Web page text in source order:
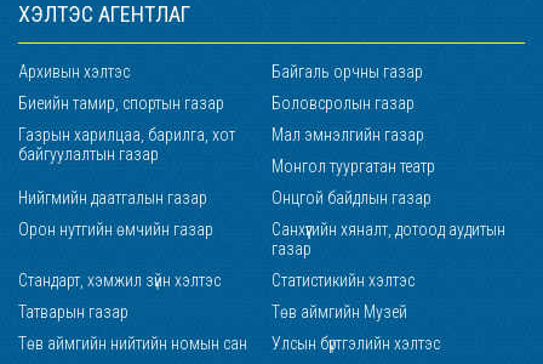
ХЭЛТЭС АГЕНТЛАГ
Архивын хэлтэс
Байгаль орчны газар
Биеийн тамир, спортын газар
Боловсролын газар
Газрын харилцаа, барилга, хот
байгуулалтын газар
Мал эмнэлгийн газар
Монгол туургатан театр
Нийгмийн даатгалын газар
Онцгой байдлын газар
Орон нутгийн өмчийн газар
Санхүүгийн хяналт, дотоод аудитын
газар
Стандарт, хэмжил зүйн хэлтэс
Статистикийн хэлтэс
Татварын газар
Төв аймгийн Музей
Төв аймгийн нийтийн номын сан
Улсын бүртгэлийн хэлтэс